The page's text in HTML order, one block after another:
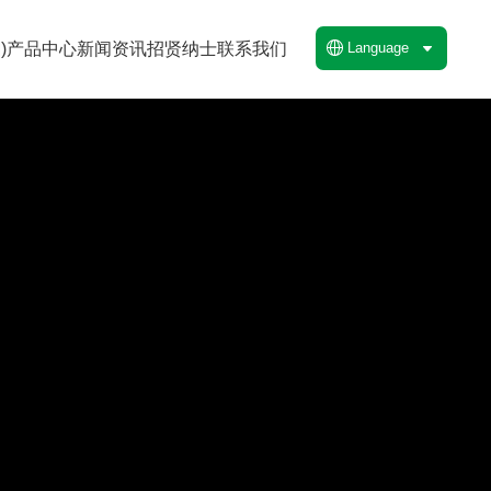
产品中心新闻资讯招贤纳士联系我们 Language